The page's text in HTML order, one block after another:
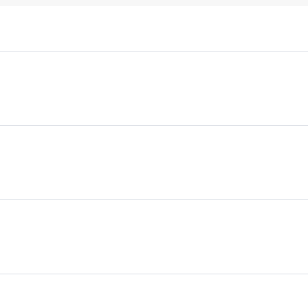
домашнего региона.
нужного сообщения — от кого/кому; по